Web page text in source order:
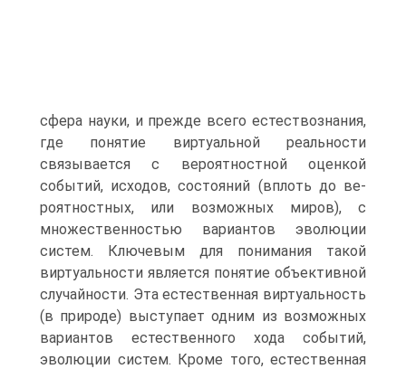
сфера науки, и прежде всего естествознания,
где понятие виртуальной ре­альности
связывается с вероятностной оценкой
событий, исходов, состояний (вплоть до ве­
роятностных, или возможных миров), с
множественностью вариантов эволюции
систем. Ключевым для понимания такой
виртуальности является понятие объективной
случайности. Эта естественная виртуальность
(в природе) выступает одним из возможных
вариантов есте­ственного хода событий,
эволюции систем. Кроме того, естественная